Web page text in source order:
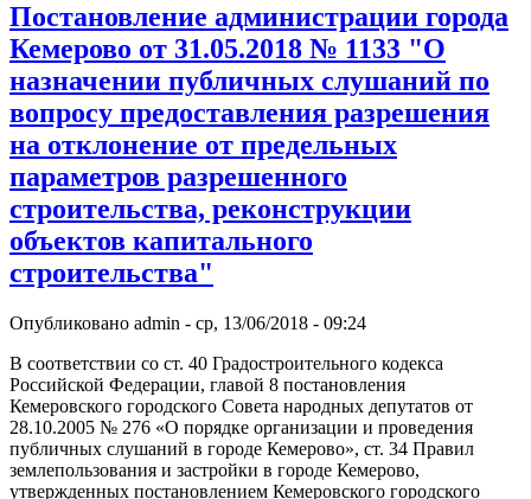
Постановление администрации города
Кемерово от 31.05.2018 № 1133 "О
назначении публичных слушаний по
вопросу предоставления разрешения
на отклонение от предельных
параметров разрешенного
строительства, реконструкции
объектов капитального
строительства"
Опубликовано admin - ср, 13/06/2018 - 09:24
В соответствии со ст. 40 Градостроительного кодекса
Российской Федерации, главой 8 постановления
Кемеровского городского Совета народных депутатов от
28.10.2005 № 276 «О порядке организации и проведения
публичных слушаний в городе Кемерово», ст. 34 Правил
землепользования и застройки в городе Кемерово,
утвержденных постановлением Кемеровского городского